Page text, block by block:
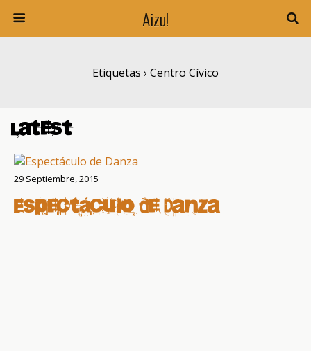
Aizu!
Etiquetas › Centro Cívico
Latest
29 Septiembre, 2015
Espectáculo de Danza